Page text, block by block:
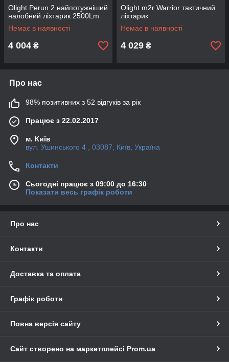
Olight Perun 2 найпотужніший
налобний ліхтарик 2500Lm
Немає в наявності
4 004 ₴
Olight m2r Warrior тактичний
ліхтарик
Немає в наявності
4 029 ₴
Про нас
98% позитивних з 52 відгуків за рік
Працює з 22.02.2017
м. Київ
вул. Ушинського 4 , 03087, Київ, Україна
Контакти
Сьогодні працює з 09:00 до 16:30
Показати весь графік роботи
Про нас
Контакти
Доставка та оплата
Графік роботи
Повна версія сайту
Сайт створено на маркетплейсі Prom.ua